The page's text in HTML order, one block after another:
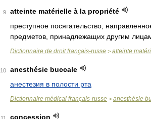
9
atteinte matérielle à la propriété
преступное посягательство,
предметов, принадлежащих другим
Dictionnaire de droit français-russe > atteinte
10
anesthésie buccale
анестезия в полости рта
Dictionnaire médical français-russe > anesthésie
concession